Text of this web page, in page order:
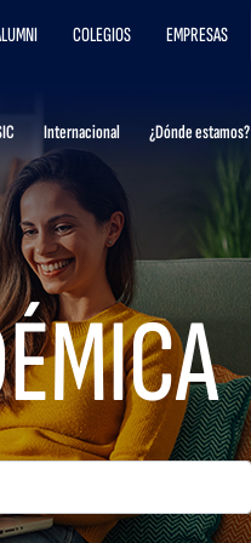
COLEGIOS EMPRESAS
Internacional ¿Dónde estamos?